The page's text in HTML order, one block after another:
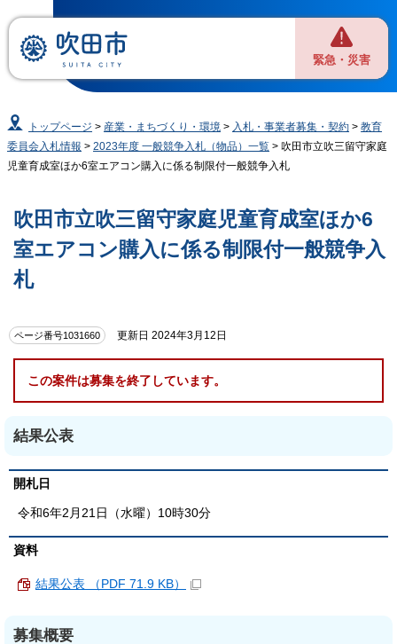
緊急・災害
トップページ > 産業・まちづくり・環境 > 入札・事業者募集・契約 >教育
委員会入札情報 > 2023年度 一般競争入札（物品）一覧 > 吹田市立吹三留守家庭
児童育成室ほか6室エアコン購入に係る制限付一般競争入札
吹田市立吹三留守家庭児童育成室ほか6
室エアコン購入に係る制限付一般競争入
札
ページ番号1031660 更新日 2024年3月12日
この案件は募集を終了しています。
結果公表
開札日
令和6年2月21日（水曜）10時30分
資料
結果公表 （PDF 71.9 KB）
募集概要